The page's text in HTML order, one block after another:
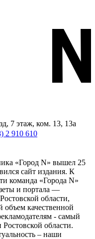
7 этаж, ком. 13, 13а
2 910 610
«Город N» вышел 25
сайт издания. К
команда «Города N»
и портала —
области,
объем качественной
- самый
области.
– наши